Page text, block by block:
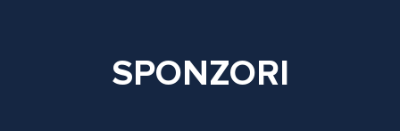
SPONZORI